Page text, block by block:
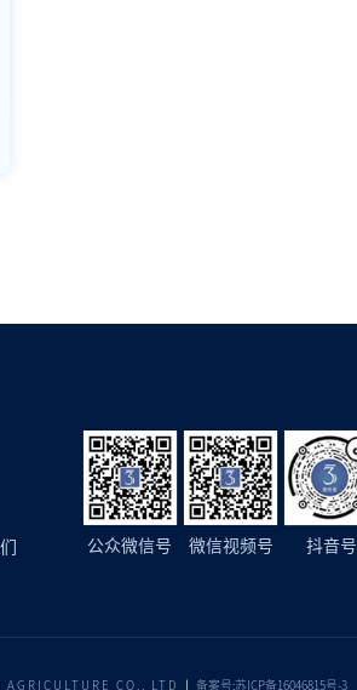
公众微信号 微信视频号 抖音号
CO., LTD 备案号:苏ICP备16046815号-3